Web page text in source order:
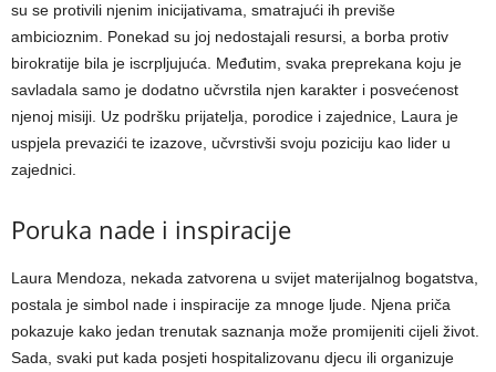
su se protivili njenim inicijativama, smatrajući ih previše
ambicioznim. Ponekad su joj nedostajali resursi, a borba protiv
birokratije bila je iscrpljujuća. Međutim, svaka preprekana koju je
savladala samo je dodatno učvrstila njen karakter i posvećenost
njenoj misiji. Uz podršku prijatelja, porodice i zajednice, Laura je
uspjela prevazići te izazove, učvrstivši svoju poziciju kao lider u
zajednici.
Poruka nade i inspiracije
Laura Mendoza, nekada zatvorena u svijet materijalnog bogatstva,
postala je simbol nade i inspiracije za mnoge ljude. Njena priča
pokazuje kako jedan trenutak saznanja može promijeniti cijeli život.
Sada, svaki put kada posjeti hospitalizovanu djecu ili organizuje